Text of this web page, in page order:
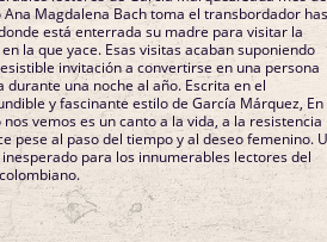
Ana Magdalena Bach toma el transbordador
está enterrada su madre para visitar la
la que yace. Esas visitas acaban suponiendo
invitación a convertirse en una persona
durante una noche al año. Escrita en el
y fascinante estilo de García Márquez, En
nos vemos es un canto a la vida, a la resistencia
pese al paso del tiempo y al deseo femenino.
para los innumerables lectores del